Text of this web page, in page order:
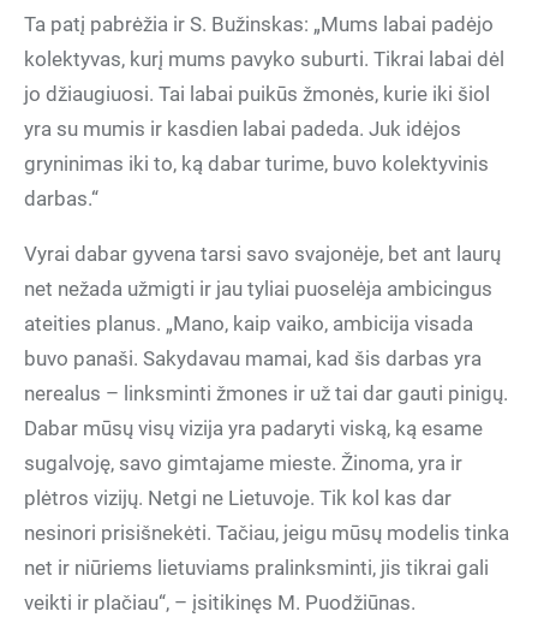
Ta patį pabrėžia ir S. Bužinskas: „Mums labai padėjo
kolektyvas, kurį mums pavyko suburti. Tikrai labai dėl
jo džiaugiuosi. Tai labai puikūs žmonės, kurie iki šiol
yra su mumis ir kasdien labai padeda. Juk idėjos
gryninimas iki to, ką dabar turime, buvo kolektyvinis
darbas.“
Vyrai dabar gyvena tarsi savo svajonėje, bet ant laurų
net nežada užmigti ir jau tyliai puoselėja ambicingus
ateities planus. „Mano, kaip vaiko, ambicija visada
buvo panaši. Sakydavau mamai, kad šis darbas yra
nerealus – linksminti žmones ir už tai dar gauti pinigų.
Dabar mūsų visų vizija yra padaryti viską, ką esame
sugalvoję, savo gimtajame mieste. Žinoma, yra ir
plėtros vizijų. Netgi ne Lietuvoje. Tik kol kas dar
nesinori prisišnekėti. Tačiau, jeigu mūsų modelis tinka
net ir niūriems lietuviams pralinksminti, jis tikrai gali
veikti ir plačiau“, – įsitikinęs M. Puodžiūnas.